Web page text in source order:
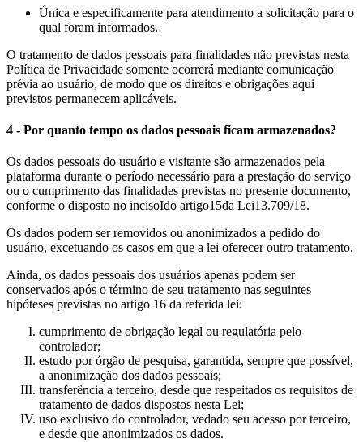
Única e especificamente para atendimento a solicitação para o
qual foram informados.
O tratamento de dados pessoais para finalidades não previstas nesta
Política de Privacidade somente ocorrerá mediante comunicação
prévia ao usuário, de modo que os direitos e obrigações aqui
previstos permanecem aplicáveis.
4 - Por quanto tempo os dados pessoais ficam armazenados?
Os dados pessoais do usuário e visitante são armazenados pela
plataforma durante o período necessário para a prestação do serviço
ou o cumprimento das finalidades previstas no presente documento,
conforme o disposto no incisoIdo artigo15da Lei13.709/18.
Os dados podem ser removidos ou anonimizados a pedido do
usuário, excetuando os casos em que a lei oferecer outro tratamento.
Ainda, os dados pessoais dos usuários apenas podem ser
conservados após o término de seu tratamento nas seguintes
hipóteses previstas no artigo 16 da referida lei:
cumprimento de obrigação legal ou regulatória pelo
controlador;
estudo por órgão de pesquisa, garantida, sempre que possível,
a anonimização dos dados pessoais;
transferência a terceiro, desde que respeitados os requisitos de
tratamento de dados dispostos nesta Lei;
uso exclusivo do controlador, vedado seu acesso por terceiro,
e desde que anonimizados os dados.